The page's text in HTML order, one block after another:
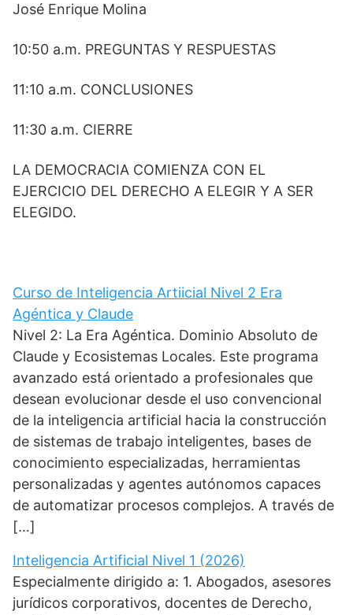
José Enrique Molina
10:50 a.m. PREGUNTAS Y RESPUESTAS
11:10 a.m. CONCLUSIONES
11:30 a.m. CIERRE
LA DEMOCRACIA COMIENZA CON EL
EJERCICIO DEL DERECHO A ELEGIR Y A SER
ELEGIDO.
Curso de Inteligencia Artiicial Nivel 2 Era
Agéntica y Claude
Nivel 2: La Era Agéntica. Dominio Absoluto de
Claude y Ecosistemas Locales. Este programa
avanzado está orientado a profesionales que
desean evolucionar desde el uso convencional
de la inteligencia artificial hacia la construcción
de sistemas de trabajo inteligentes, bases de
conocimiento especializadas, herramientas
personalizadas y agentes autónomos capaces
de automatizar procesos complejos. A través de
[…]
Inteligencia Artificial Nivel 1 (2026)
Especialmente dirigido a: 1. Abogados, asesores
jurídicos corporativos, docentes de Derecho,